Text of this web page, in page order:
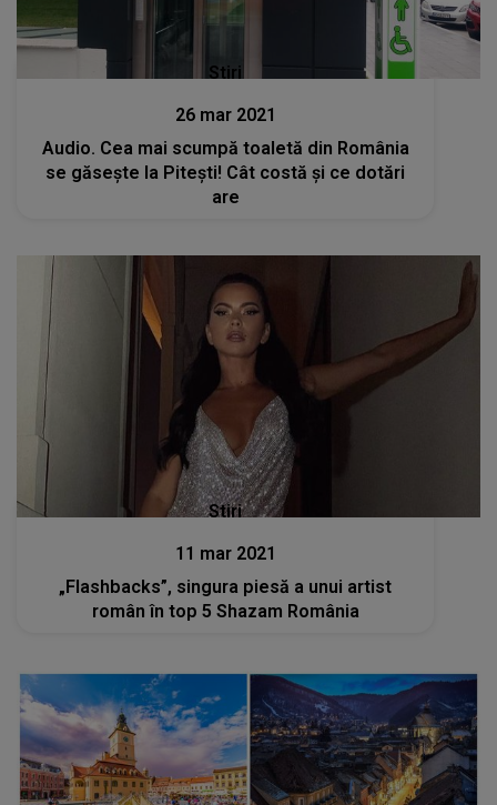
Stiri
26 mar 2021
Audio. Cea mai scumpă toaletă din România
se găsește la Pitești! Cât costă și ce dotări
are
Stiri
11 mar 2021
„Flashbacks”, singura piesă a unui artist
român în top 5 Shazam România